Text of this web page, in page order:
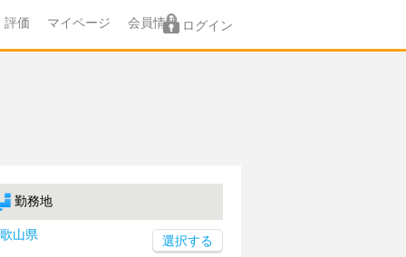
評価 マイページ 会員情報 ログイン
勤務地
山県